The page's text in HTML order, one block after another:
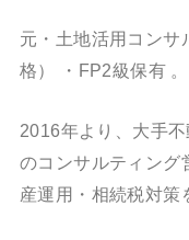
元・土地活用コンサ
格）
・FP2級保有 。
2016年より、大手
のコンサルティング
産運用・相続税対策